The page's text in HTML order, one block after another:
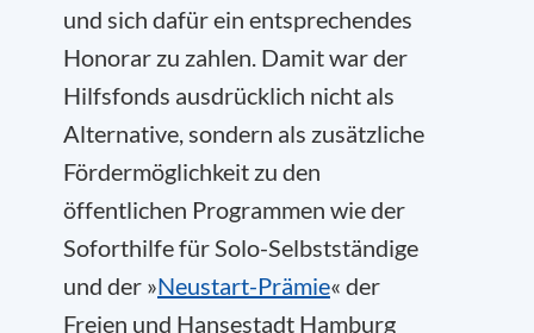
und sich dafür ein entsprechendes
Honorar zu zahlen. Damit war der
Hilfsfonds ausdrücklich nicht als
Alternative, sondern als zusätzliche
Fördermöglichkeit zu den
öffentlichen Programmen wie der
Soforthilfe für Solo-Selbstständige
und der »Neustart-Prämie« der
Freien und Hansestadt Hamburg